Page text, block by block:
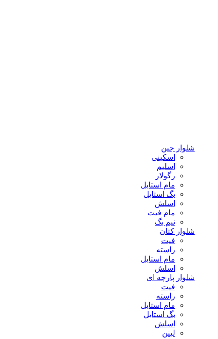
شلوار جین
اسکینی
اسلیم
رگولار
مام استایل
بگ استایل
اسلش
مام فیت
نیم بگ
شلوار کتان
فیت
راسته
مام استایل
اسلش
شلوار پارچه ای
فیت
راسته
مام استایل
بگ استایل
اسلش
لینن